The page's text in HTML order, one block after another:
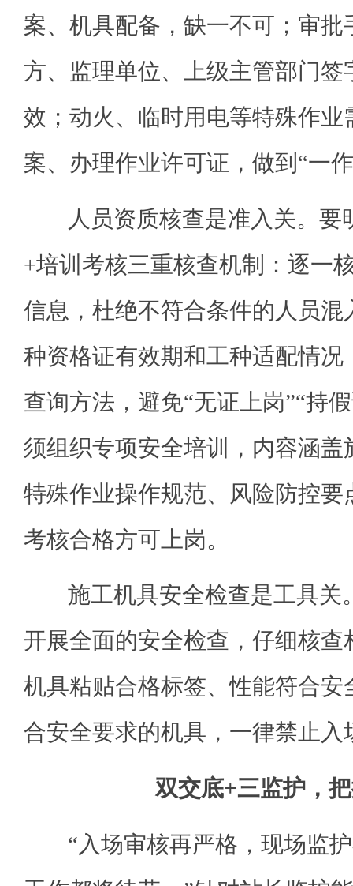
案、机具配备，缺一不可；审批
方、监理单位、上级主管部门
效；动火、临时用电等特殊作业
案、办理作业许可证，做到“一
人员资质核查是准入关。要
+培训考核三重核查机制：逐一
信息，杜绝不符合条件的人员混
种资格证有效期和工种适配情况
查询方法，避免“无证上岗”“持
须组织专项安全培训，内容涵盖
特殊作业操作规范、风险防控要
考核合格方可上岗。
施工机具安全检查是工具关
开展全面的安全检查，仔细核
机具粘贴合格标签、性能符合安
合安全要求的机具，一律禁止入
双交底+三监护，
“入场审核再严格，现场监护